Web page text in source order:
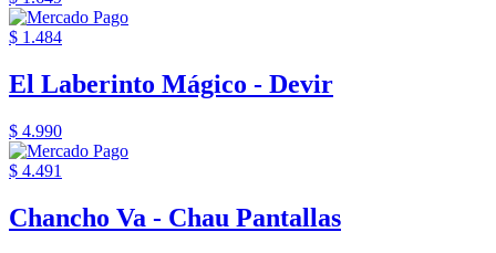
$ 1.484
El Laberinto Mágico - Devir
$ 4.990
$ 4.491
Chancho Va - Chau Pantallas